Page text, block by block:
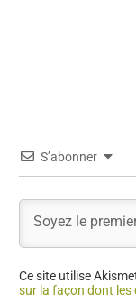
S’abonner
Ce site utilise
sur la façon dont les